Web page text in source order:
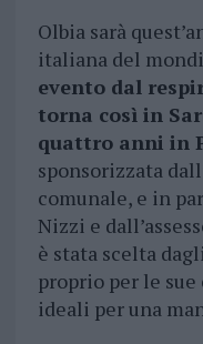
Olbia sarà
italiana del
evento dal
torna così in
quattro anni in
sponsorizzata
comunale, e in
Nizzi e
è stata scelta
proprio per le
ideali per una